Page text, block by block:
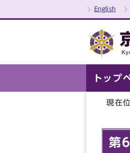
English
トップ
現在
第